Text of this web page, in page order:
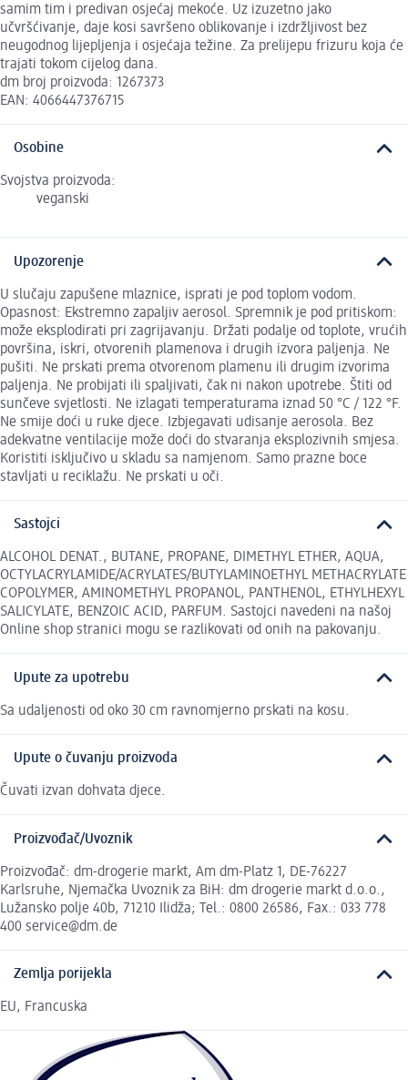
samim tim i predivan osjećaj mekoće. Uz izuzetno jako
učvršćivanje, daje kosi savršeno oblikovanje i izdržljivost bez
neugodnog lijepljenja i osjećaja težine. Za prelijepu frizuru koja će
trajati tokom cijelog dana.
dm broj proizvoda: 1267373
EAN: 4066447376715
Osobine
Svojstva proizvoda:
veganski
Upozorenje
U slučaju zapušene mlaznice, isprati je pod toplom vodom.
Opasnost: Ekstremno zapaljiv aerosol. Spremnik je pod pritiskom:
može eksplodirati pri zagrijavanju. Držati podalje od toplote, vrućih
površina, iskri, otvorenih plamenova i drugih izvora paljenja. Ne
pušiti. Ne prskati prema otvorenom plamenu ili drugim izvorima
paljenja. Ne probijati ili spaljivati, čak ni nakon upotrebe. Štiti od
sunčeve svjetlosti. Ne izlagati temperaturama iznad 50 °C / 122 °F.
Ne smije doći u ruke djece. Izbjegavati udisanje aerosola. Bez
adekvatne ventilacije može doći do stvaranja eksplozivnih smjesa.
Koristiti isključivo u skladu sa namjenom. Samo prazne boce
stavljati u reciklažu. Ne prskati u oči.
Sastojci
ALCOHOL DENAT., BUTANE, PROPANE, DIMETHYL ETHER, AQUA,
OCTYLACRYLAMIDE/ACRYLATES/BUTYLAMINOETHYL METHACRYLATE
COPOLYMER, AMINOMETHYL PROPANOL, PANTHENOL, ETHYLHEXYL
SALICYLATE, BENZOIC ACID, PARFUM. Sastojci navedeni na našoj
Online shop stranici mogu se razlikovati od onih na pakovanju.
Upute za upotrebu
Sa udaljenosti od oko 30 cm ravnomjerno prskati na kosu.
Upute o čuvanju proizvoda
Čuvati izvan dohvata djece.
Proizvođač/Uvoznik
Proizvođač: dm-drogerie markt, Am dm-Platz 1, DE-76227
Karlsruhe, Njemačka Uvoznik za BiH: dm drogerie markt d.o.o.,
Lužansko polje 40b, 71210 Ilidža; Tel.: 0800 26586, Fax.: 033 778
400 service@dm.de
Zemlja porijekla
EU, Francuska